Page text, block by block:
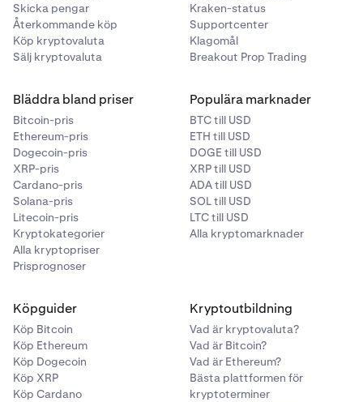
Skicka pengar
Återkommande köp
Köp kryptovaluta
Sälj kryptovaluta
Kraken-status
Supportcenter
Klagomål
Breakout Prop Trading
Bläddra bland priser
Bitcoin-pris
Ethereum-pris
Dogecoin-pris
XRP-pris
Cardano-pris
Solana-pris
Litecoin-pris
Kryptokategorier
Alla kryptopriser
Prisprognoser
Populära marknader
BTC till USD
ETH till USD
DOGE till USD
XRP till USD
ADA till USD
SOL till USD
LTC till USD
Alla kryptomarknader
Köpguider
Köp Bitcoin
Köp Ethereum
Köp Dogecoin
Köp XRP
Köp Cardano
Kryptoutbildning
Vad är kryptovaluta?
Vad är Bitcoin?
Vad är Ethereum?
Bästa plattformen för
kryptoterminer